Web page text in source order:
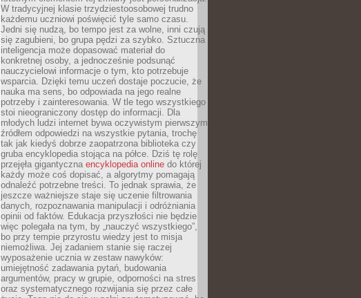
W tradycyjnej klasie trzydziestoosobowej trudno
każdemu uczniowi poświęcić tyle samo czasu.
Jedni się nudzą, bo tempo jest za wolne, inni czują
się zagubieni, bo grupa pędzi za szybko. Sztuczna
inteligencja może dopasować materiał do
konkretnej osoby, a jednocześnie podsunąć
nauczycielowi informacje o tym, kto potrzebuje
wsparcia. Dzięki temu uczeń dostaje poczucie, że
nauka ma sens, bo odpowiada na jego realne
potrzeby i zainteresowania. W tle tego wszystkiego
stoi nieograniczony dostęp do informacji. Dla
młodych ludzi internet bywa oczywistym pierwszym
źródłem odpowiedzi na wszystkie pytania, trochę
tak jak kiedyś dobrze zaopatrzona biblioteka czy
gruba encyklopedia stojąca na półce. Dziś tę rolę
przejęła gigantyczna encyklopedia online do której
każdy może coś dopisać, a algorytmy pomagają
odnaleźć potrzebne treści. To jednak sprawia, że
jeszcze ważniejsze staje się uczenie filtrowania
danych, rozpoznawania manipulacji i odróżniania
opinii od faktów. Edukacja przyszłości nie będzie
więc polegała na tym, by „nauczyć wszystkiego”,
bo przy tempie przyrostu wiedzy jest to misja
niemożliwa. Jej zadaniem stanie się raczej
wyposażenie ucznia w zestaw nawyków:
umiejętność zadawania pytań, budowania
argumentów, pracy w grupie, odporności na stres
oraz systematycznego rozwijania się przez całe